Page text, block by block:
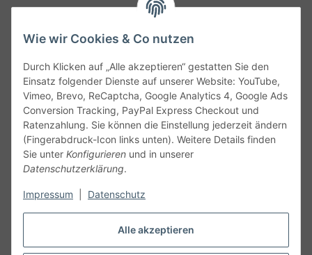
Alle akzeptieren
Wie wir Cookies & Co nutzen
Durch Klicken auf „Alle akzeptieren“ gestatten Sie den
Einsatz folgender Dienste auf unserer Website: YouTube,
Vimeo, Brevo, ReCaptcha, Google Analytics 4, Google Ads
Conversion Tracking, PayPal Express Checkout und
Ratenzahlung. Sie können die Einstellung jederzeit ändern
(Fingerabdruck-Icon links unten). Weitere Details finden
Sie unter Konfigurieren und in unserer
Datenschutzerklärung.
Impressum Datenschutz
Service
Gesetzliche Informationen
Alle technischen Angaben ohne Gewähr. Irrtümer und fehlerhafte
Angaben vorbehalten. Wenn Sie Datenblätter oder spezielle
unseren Kundenservice. Abbildungen der Artikel können
Vertrag widerrufen